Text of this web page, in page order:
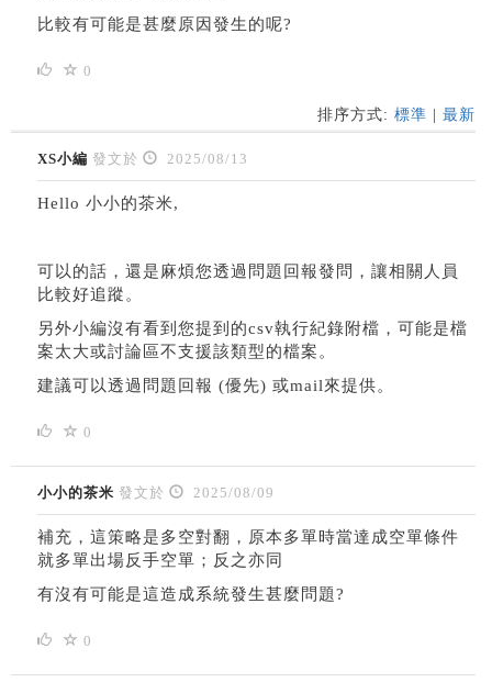
比較有可能是甚麼原因發生的呢?
0
排序方式: 標準 最新
XS小編 發文於 2025/08/13
Hello 小小的茶米,
可以的話，還是麻煩您透過問題回報發問，讓相關人員
比較好追蹤。
另外小編沒有看到您提到的csv執行紀錄附檔，可能是檔
案太大或討論區不支援該類型的檔案。
建議可以透過問題回報 (優先) 或mail來提供。
0
小小的茶米 發文於 2025/08/09
補充，這策略是多空對翻，原本多單時當達成空單條件
就多單出場反手空單；反之亦同
有沒有可能是這造成系統發生甚麼問題?
0